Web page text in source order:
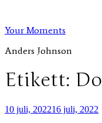
innehåll
Your Moments
Anders Johnson
Etikett:
Publicerat
10 juli, 202216 juli, 2022